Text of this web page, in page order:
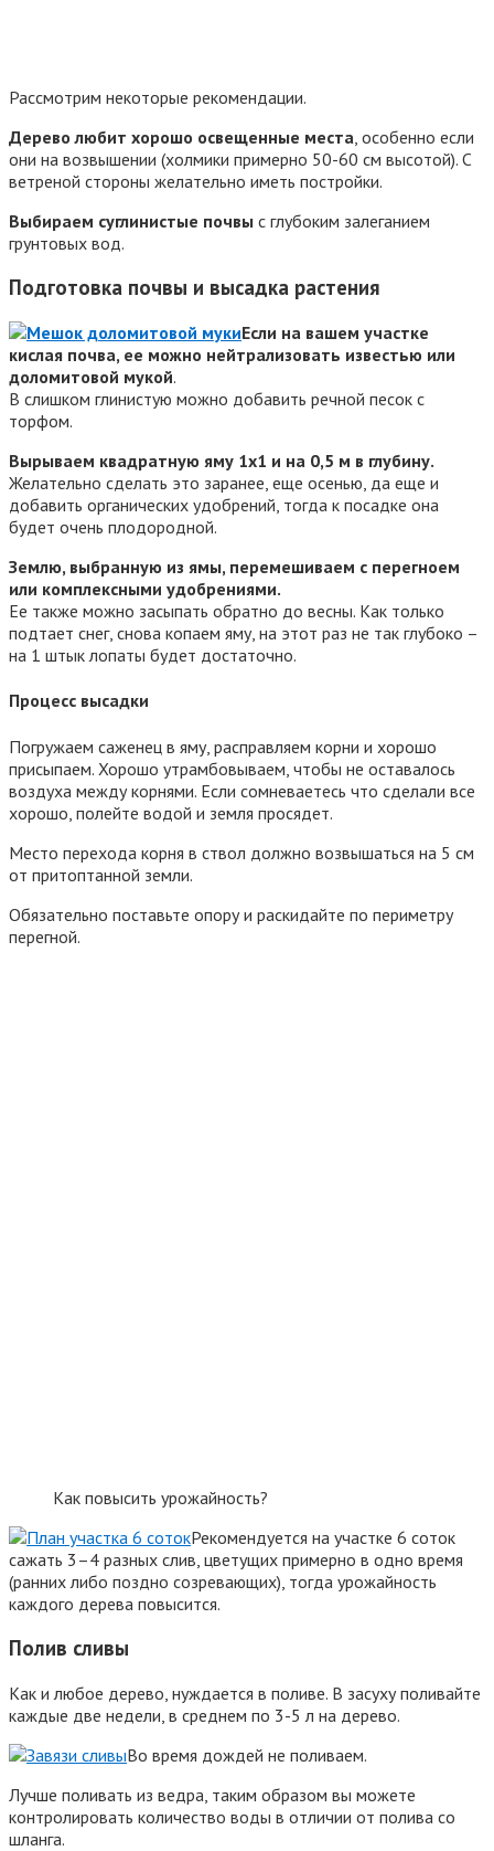
Рассмотрим некоторые рекомендации.
Дерево любит хорошо освещенные места , особенно если
они на возвышении (холмики примерно 50-60 см высотой). С
ветреной стороны желательно иметь постройки.
Выбираем суглинистые почвы с глубоким залеганием
грунтовых вод.
Подготовка почвы и высадка растения
Если на вашем участке
кислая почва, ее можно нейтрализовать известью или
доломитовой мукой.
В слишком глинистую можно добавить речной песок с
торфом.
Вырываем квадратную яму 1х1 и на 0,5 м в глубину.
Желательно сделать это заранее, еще осенью, да еще и
добавить органических удобрений, тогда к посадке она
будет очень плодородной.
Землю, выбранную из ямы, перемешиваем с перегноем
или комплексными удобрениями.
Ее также можно засыпать обратно до весны. Как только
подтает снег, снова копаем яму, на этот раз не так глубоко –
на 1 штык лопаты будет достаточно.
Процесс высадки
Погружаем саженец в яму, расправляем корни и хорошо
присыпаем. Хорошо утрамбовываем, чтобы не оставалось
воздуха между корнями. Если сомневаетесь что сделали все
хорошо, полейте водой и земля просядет.
Место перехода корня в ствол должно возвышаться на 5 см
от притоптанной земли.
Обязательно поставьте опору и раскидайте по периметру
перегной.
Как повысить урожайность?
Рекомендуется на участке 6 соток
сажать 3–4 разных слив, цветущих примерно в одно время
(ранних либо поздно созревающих), тогда урожайность
каждого дерева повысится.
Полив сливы
Как и любое дерево, нуждается в поливе. В засуху поливайте
каждые две недели, в среднем по 3-5 л на дерево.
Во время дождей не поливаем.
Лучше поливать из ведра, таким образом вы можете
контролировать количество воды в отличии от полива со
шланга.